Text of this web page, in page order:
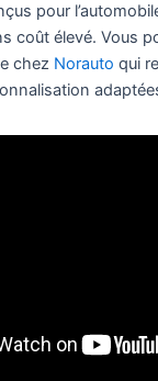
pour
coût élevé. Vous
chez Norauto qui